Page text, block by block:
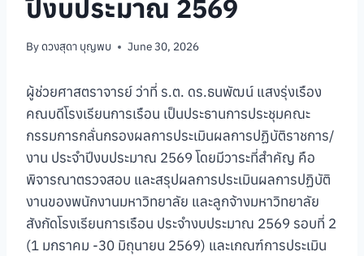
ปีงบประมาณ 2569
Byดวงสุดา บุญพบ June 30, 2026
ผู้ช่วยศาสตราจารย์ ว่าที่ ร.ต. ดร.ธนพัฒน์ แสงรุ่งเรือง
คณบดีโรงเรียนการเรือน เป็นประธานการประชุมคณะ
กรรมการกลั่นกรองผลการประเมินผลการปฏิบัติราชการ/
งาน ประจำปีงบประมาณ 2569 โดยมีวาระที่สำคัญ คือ
พิจารณาตรวจสอบ และสรุปผลการประเมินผลการปฏิบัติ
งานของพนักงานมหาวิทยาลัย และลูกจ้างมหาวิทยาลัย
สังกัดโรงเรียนการเรือน ประจำงบประมาณ 2569 รอบที่ 2
(1 มกราคม -30 มิถุนายน 2569) และเกณฑ์การประเมิน